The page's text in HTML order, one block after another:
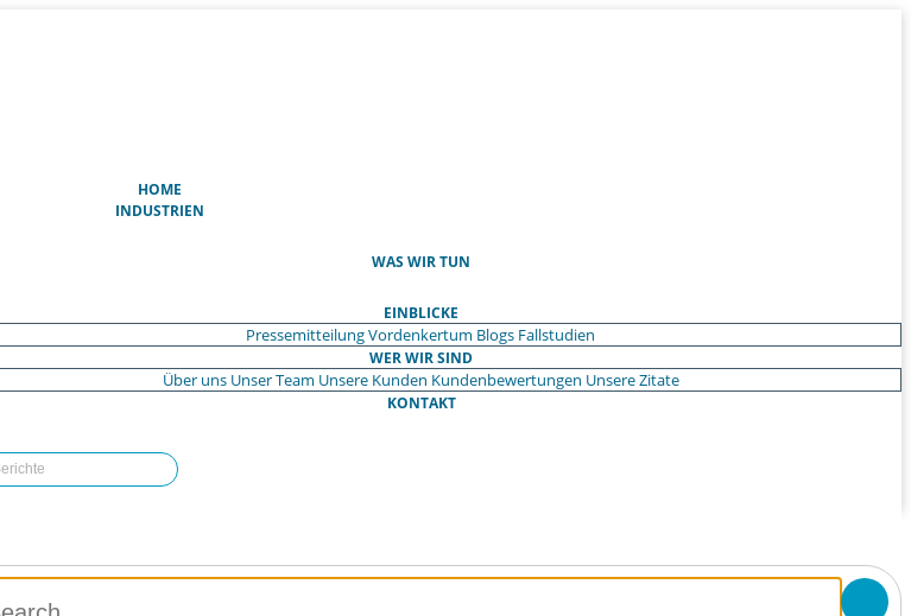
HOME
INDUSTRIEN
WAS WIR TUN
EINBLICKE
PressemitteilungVordenkertum Blogs Fallstudien
WER WIR SIND
Über uns Unser Team Unsere Kunden Kundenbewertungen Unsere Zitate
KONTAKT